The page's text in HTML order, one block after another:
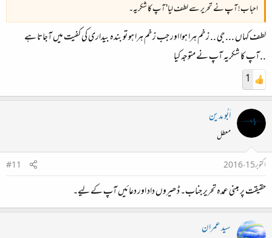
احباب! آپ نے تحریر سے لطف لیا' آپ کا شکریہ۔
لطف کہاں ...جی .. زخم ہرا ہوا اور جب زخم ہرا ہو تو بندہ بیداری کی کفیت میں آجاتا ہے
..آپ کا شکریہ آپ نے متوجہ کیا
1
اَبُو مدین
معطل
اکتوبر 15، 2016
#11
حقیقت پر مبنی عمدہ تحریر جناب۔ ڈھیروں داد اور دعائیں آپ کے لیے۔
سید عمران